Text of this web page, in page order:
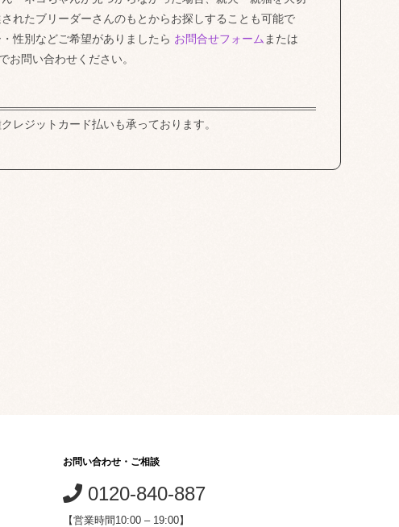
れたブリーダーさんのもとからお探しすることも可能で
性別などご希望がありましたら お問合せフォームまたは
お問い合わせください。
レジットカード払いも承っております。
お問い合わせ・ご相談
0120-840-887
【営業時間10:00 – 19:00】